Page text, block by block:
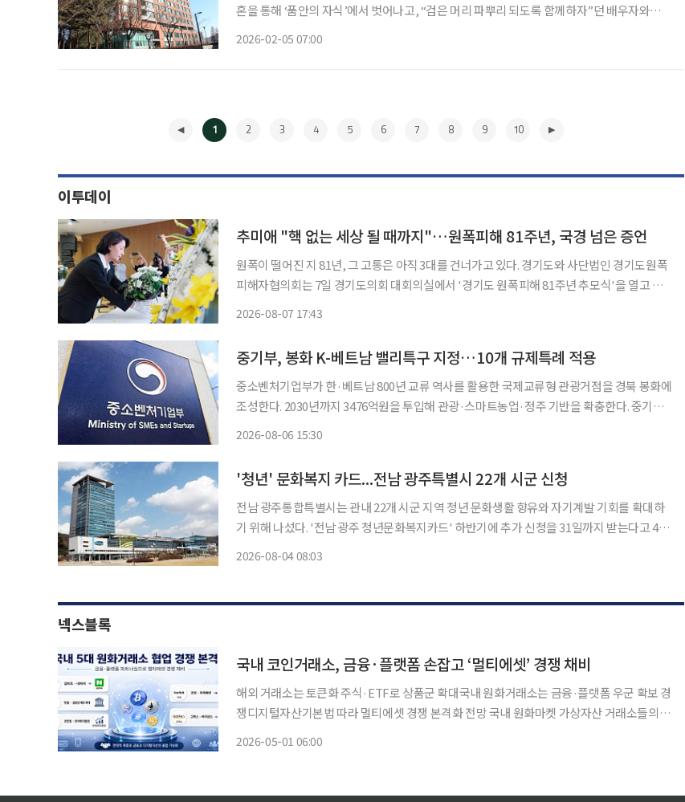
혼을 통해 ‘품안의 자식’에서 벗어나고, “검은 머리 파뿌리 되도록 함께하자”던 배우자와는
2026-02-05 07:00
1 2 3 4 5 6 7 8 9 10
이투데이
추미애 "핵 없는 세상 될 때까지"…원폭피해 81주년, 국경 넘은 증언
원폭이 떨어진 지 81년, 그 고통은 아직 3대를 건너가고 있다. 경기도와 사단법인 경기도원폭
피해자협의회는 7일 경기도의회 대회의실에서 '경기도 원폭피해 81주년 추모식'을 열고 희
2026-08-07 17:43
중기부, 봉화 K-베트남 밸리특구 지정…10개 규제특례 적용
중소벤처기업부가 한·베트남 800년 교류 역사를 활용한 국제교류형 관광거점을 경북 봉화에
조성한다. 2030년까지 3476억원을 투입해 관광·스마트농업·정주 기반을 확충한다. 중기부
2026-08-06 15:30
'청년' 문화복지 카드...전남 광주특별시 22개 시군 신청
전남 광주통합특별시는 관내 22개 시군 지역 청년 문화생활 향유와 자기계발 기회를 확대하
기 위해 나섰다. '전남 광주 청년문화복지카드' 하반기에 추가 신청을 31일까지 받는다고 4일
2026-08-04 08:03
넥스블록
국내 코인거래소, 금융·플랫폼 손잡고 ‘멀티에셋’ 경쟁 채비
해외 거래소는 토큰화 주식·ETF로 상품군 확대국내 원화거래소는 금융·플랫폼 우군 확보 경
쟁디지털자산기본법 따라 멀티에셋 경쟁 본격화 전망 국내 원화마켓 가상자산 거래소들의 금
2026-05-01 06:00